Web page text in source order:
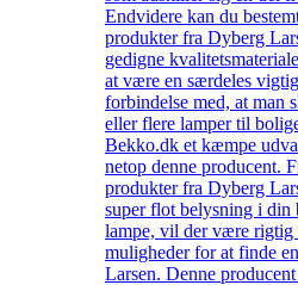
Endvidere kan du
produkter fra Dyberg
gedigne
at være en særdeles
forbindelse med, at man
eller flere lamper til
Bekko.dk et kæmpe
netop denne producent.
produkter fra Dyberg
super flot belysning i din
lampe, vil der være rigtig
muligheder for at finde
Larsen. Denne